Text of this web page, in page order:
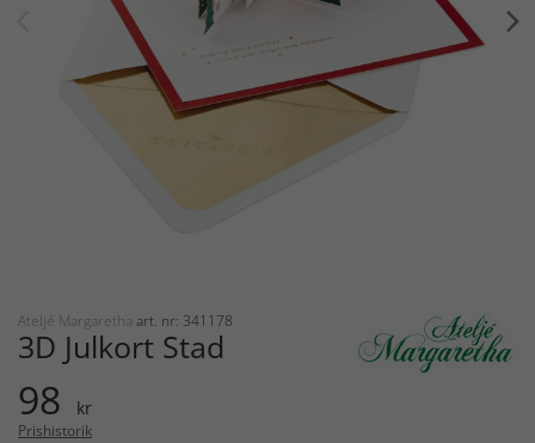
Ateljé Margaretha art. nr: 341178
3D Julkort Stad
98 kr
Prishistorik